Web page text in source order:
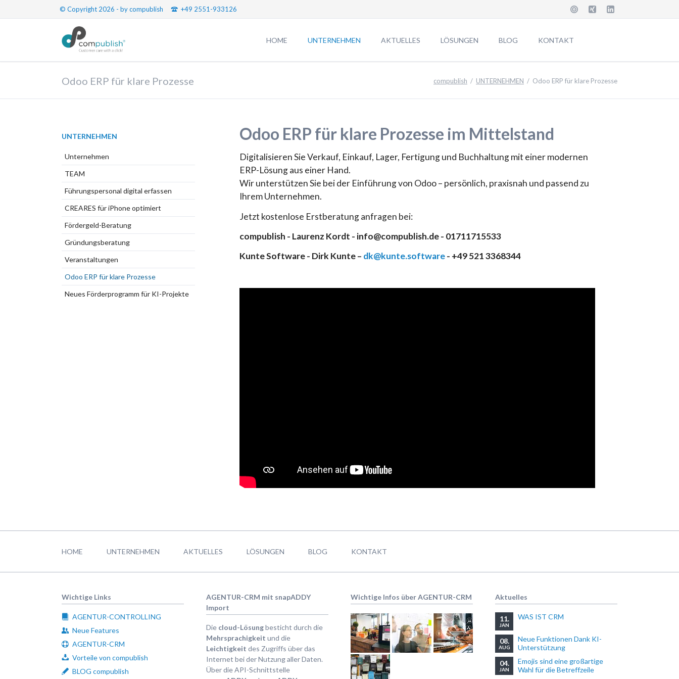
© Copyright 2026 - by compublish +49 2551-933126
HOME UNTERNEHMEN
Führungspersonal digital erfassen
Fördergeld-Beratung
Veranstaltungen
Neues Förderprogramm für KI-Projekte
AKTUELLES LÖSUNGEN
AGENTUR
DUSTi
Neue Features
BLOG KONTAKT
Job & Karriere
Abmelden Newsletter
Datenschutz
Suche
Odoo ERP für klare Prozesse compublish UNTERNEHMEN Odoo ERP für klare Prozesse
Odoo ERP für klare Prozesse im Mittelstand
Digitalisieren Sie Verkauf, Einkauf, Lager, Fertigung und Buchhaltung mit einer modernen
ERP-Lösung aus einer Hand.
Wir unterstützen Sie bei der Einführung von Odoo – persönlich, praxisnah und passend zu
Ihrem Unternehmen.
Jetzt kostenlose Erstberatung anfragen bei:
compublish - Laurenz Kordt - info@compublish.de - 01711715533
Kunte Software - Dirk Kunte – dk@kunte.software- +49 521 3368344
Navigation
UNTERNEHMEN
Unternehmen
TEAM
Führungspersonal digital erfassen
CREARES für iPhone optimiert
Fördergeld-Beratung
Gründungsberatung
Veranstaltungen
Odoo ERP für klare Prozesse
Neues Förderprogramm für KI-Projekte
HOME UNTERNEHMEN AKTUELLES LÖSUNGEN BLOG KONTAKT
Wichtige Links
AGENTUR-CONTROLLING
Neue Features
AGENTUR-CRM
Vorteile von compublish
BLOG compublish
AGENTUR-CRM mit snapADDY
Import
Die cloud-Lösungbesticht durch die
Mehrsprachigkeit und die
Leichtigkeit des Zugriffs über das
Internet bei der Nutzung aller Daten.
Über die API-Schnittstelle
Wichtige Infos über AGENTUR-CRM Aktuelles
11.
JAN
WAS IST CRM
08.
AUG
Neue Funktionen Dank KI-
Unterstützung
04.
JAN
Emojis sind eine großartige
Wahl für die Betreffzeile